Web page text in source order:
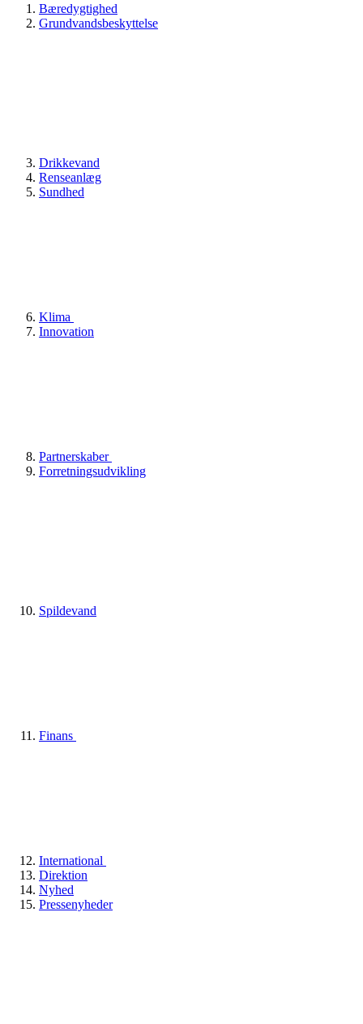
Bæredygtighed
Grundvandsbeskyttelse
Drikkevand
Renseanlæg
Sundhed
Klima
Innovation
Partnerskaber
Forretningsudvikling
Spildevand
Finans
International
Direktion
Nyhed
Pressenyheder